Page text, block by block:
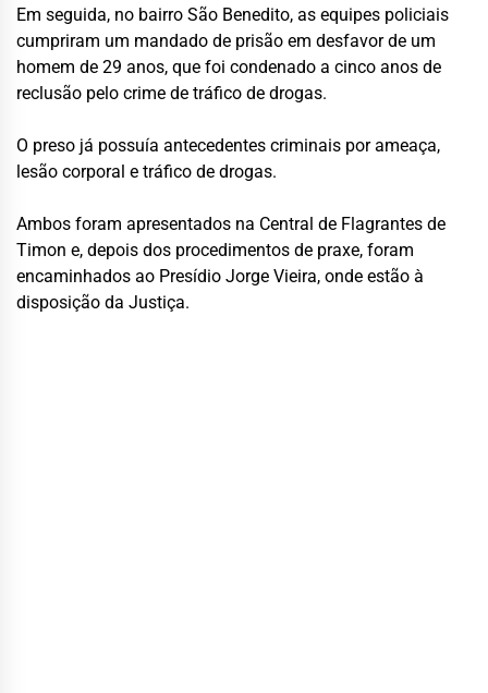
Em seguida, no bairro São Benedito, as equipes policiais
cumpriram um mandado de prisão em desfavor de um
homem de 29 anos, que foi condenado a cinco anos de
reclusão pelo crime de tráfico de drogas.
O preso já possuía antecedentes criminais por ameaça,
lesão corporal e tráfico de drogas.
Ambos foram apresentados na Central de Flagrantes de
Timon e, depois dos procedimentos de praxe, foram
encaminhados ao Presídio Jorge Vieira, onde estão à
disposição da Justiça.